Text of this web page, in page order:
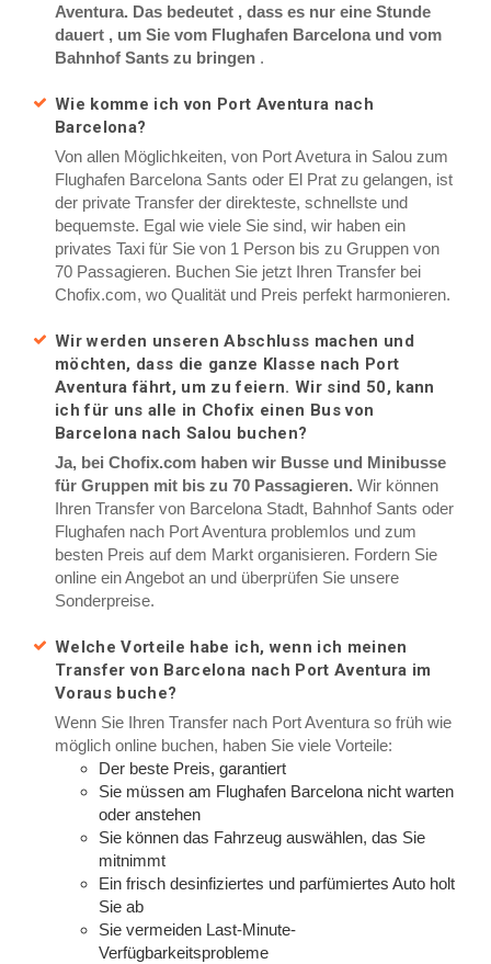
Aventura. Das bedeutet , dass es nur eine Stunde
dauert , um Sie vom Flughafen Barcelona und vom
Bahnhof Sants zu bringen .
Wie komme ich von Port Aventura nach
Barcelona?
Von allen Möglichkeiten, von Port Avetura in Salou zum
Flughafen Barcelona Sants oder El Prat zu gelangen, ist
der private Transfer der direkteste, schnellste und
bequemste. Egal wie viele Sie sind, wir haben ein
privates Taxi für Sie von 1 Person bis zu Gruppen von
70 Passagieren. Buchen Sie jetzt Ihren Transfer bei
Chofix.com, wo Qualität und Preis perfekt harmonieren.
Wir werden unseren Abschluss machen und
möchten, dass die ganze Klasse nach Port
Aventura fährt, um zu feiern. Wir sind 50, kann
ich für uns alle in Chofix einen Bus von
Barcelona nach Salou buchen?
Ja, bei Chofix.com haben wir Busse und Minibusse
für Gruppen mit bis zu 70 Passagieren. Wir können
Ihren Transfer von Barcelona Stadt, Bahnhof Sants oder
Flughafen nach Port Aventura problemlos und zum
besten Preis auf dem Markt organisieren. Fordern Sie
online ein Angebot an und überprüfen Sie unsere
Sonderpreise.
Welche Vorteile habe ich, wenn ich meinen
Transfer von Barcelona nach Port Aventura im
Voraus buche?
Wenn Sie Ihren Transfer nach Port Aventura so früh wie
möglich online buchen, haben Sie viele Vorteile:
Der beste Preis, garantiert
Sie müssen am Flughafen Barcelona nicht warten
oder anstehen
Sie können das Fahrzeug auswählen, das Sie
mitnimmt
Ein frisch desinfiziertes und parfümiertes Auto holt
Sie ab
Sie vermeiden Last-Minute-
Verfügbarkeitsprobleme